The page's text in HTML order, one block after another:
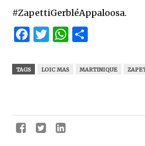
#ZapettiGerbléAppaloosa.
Facebook
Twitter
WhatsApp
TAGS LOIC MAS MARTINIQUE